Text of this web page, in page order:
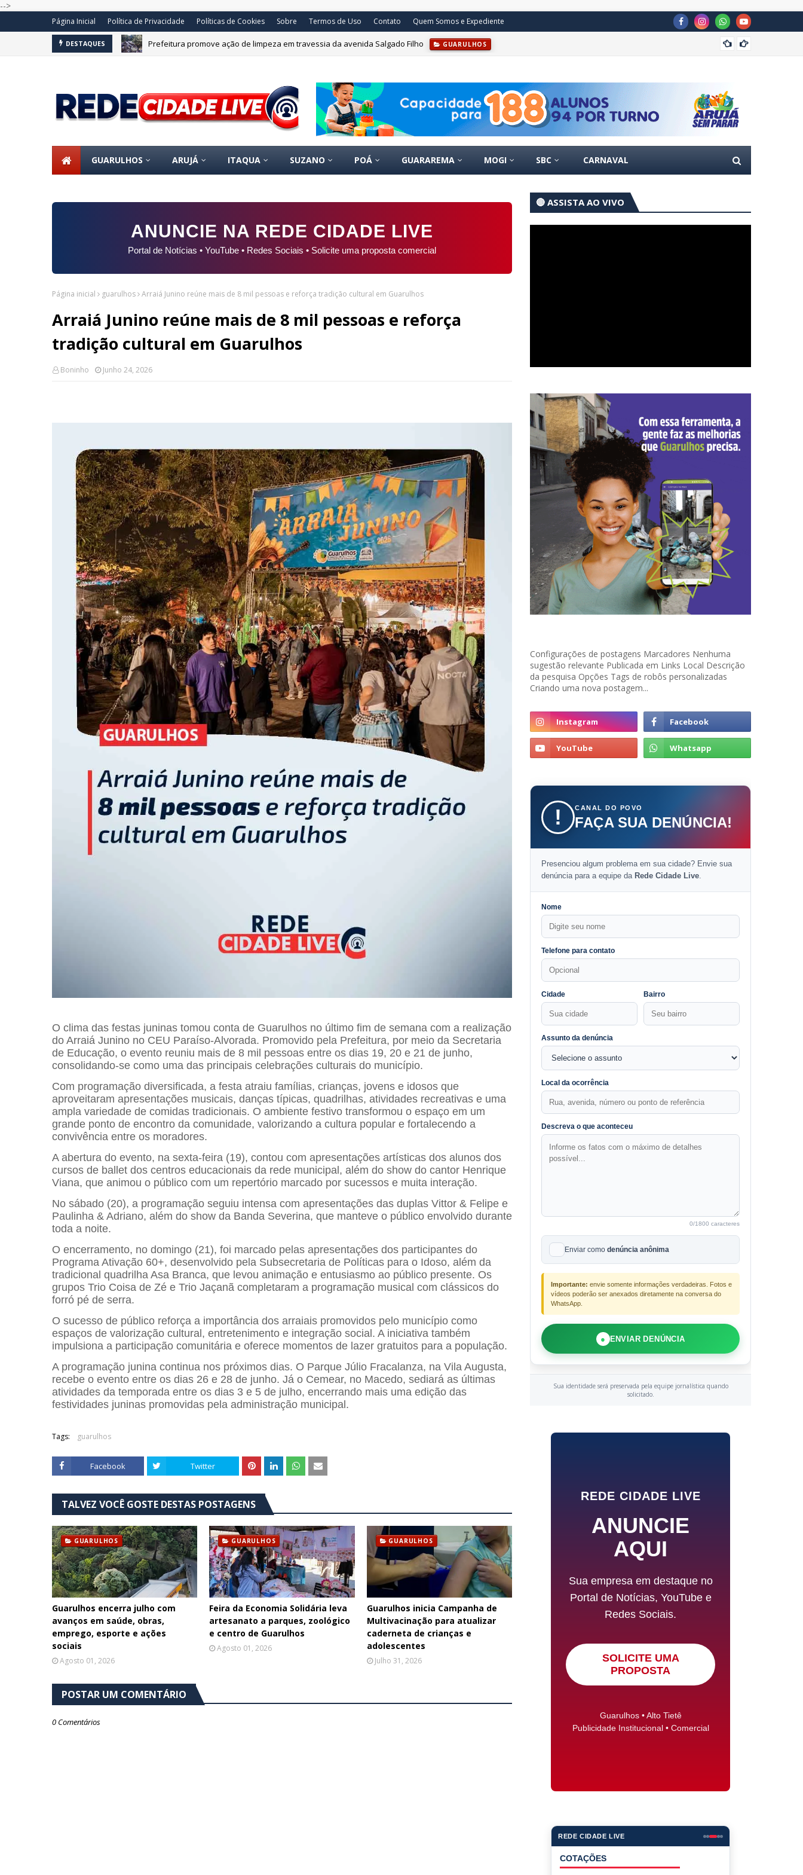
-->
Página Inicial Política de Privacidade Políticas de Cookies Sobre Termos de Uso Contato Quem Somos e Expediente
DESTAQUES Prefeitura promove ação de limpeza em travessia da avenida Salgado Filho GUARULHOS
GUARULHOS ARUJÁ ITAQUA SUZANO POÁ GUARAREMA MOGI SBC CARNAVAL
ANUNCIE NA REDE CIDADE LIVE
Portal de Notícias • YouTube • Redes Sociais • Solicite uma proposta comercial
Página inicial guarulhos Arraiá Junino reúne mais de 8 mil pessoas e reforça tradição cultural em Guarulhos
Arraiá Junino reúne mais de 8 mil pessoas e reforça
tradição cultural em Guarulhos
Boninho Junho 24, 2026
O clima das festas juninas tomou conta de Guarulhos no último fim de semana com a realização
do Arraiá Junino no CEU Paraíso-Alvorada. Promovido pela Prefeitura, por meio da Secretaria
de Educação, o evento reuniu mais de 8 mil pessoas entre os dias 19, 20 e 21 de junho,
consolidando-se como uma das principais celebrações culturais do município.
Com programação diversificada, a festa atraiu famílias, crianças, jovens e idosos que
aproveitaram apresentações musicais, danças típicas, quadrilhas, atividades recreativas e uma
ampla variedade de comidas tradicionais. O ambiente festivo transformou o espaço em um
grande ponto de encontro da comunidade, valorizando a cultura popular e fortalecendo a
convivência entre os moradores.
A abertura do evento, na sexta-feira (19), contou com apresentações artísticas dos alunos dos
cursos de ballet dos centros educacionais da rede municipal, além do show do cantor Henrique
Viana, que animou o público com um repertório marcado por sucessos e muita interação.
No sábado (20), a programação seguiu intensa com apresentações das duplas Vittor & Felipe e
Paulinha & Adriano, além do show da Banda Severina, que manteve o público envolvido durante
toda a noite.
O encerramento, no domingo (21), foi marcado pelas apresentações dos participantes do
Programa Ativação 60+, desenvolvido pela Subsecretaria de Políticas para o Idoso, além da
tradicional quadrilha Asa Branca, que levou animação e entusiasmo ao público presente. Os
grupos Trio Coisa de Zé e Trio Jaçanã completaram a programação musical com clássicos do
forró pé de serra.
O sucesso de público reforça a importância dos arraiais promovidos pelo município como
espaços de valorização cultural, entretenimento e integração social. A iniciativa também
impulsiona a participação comunitária e oferece momentos de lazer gratuitos para a população.
A programação junina continua nos próximos dias. O Parque Júlio Fracalanza, na Vila Augusta,
recebe o evento entre os dias 26 e 28 de junho. Já o Cemear, no Macedo, sediará as últimas
atividades da temporada entre os dias 3 e 5 de julho, encerrando mais uma edição das
festividades juninas promovidas pela administração municipal.
Tags: guarulhos
Facebook Twitter
TALVEZ VOCÊ GOSTE DESTAS POSTAGENS
GUARULHOS
Guarulhos encerra julho com
avanços em saúde, obras,
emprego, esporte e ações
sociais
Agosto 01, 2026
GUARULHOS
Feira da Economia Solidária leva
artesanato a parques, zoológico
e centro de Guarulhos
Agosto 01, 2026
GUARULHOS
Guarulhos inicia Campanha de
Multivacinação para atualizar
caderneta de crianças e
adolescentes
Julho 31, 2026
POSTAR UM COMENTÁRIO
0 Comentários
🔴 ASSISTA AO VIVO
Configurações de postagens Marcadores Nenhuma
sugestão relevante Publicada em Links Local Descrição
da pesquisa Opções Tags de robôs personalizadas
Criando uma nova postagem...
! CANAL DO POVO
FAÇA SUA DENÚNCIA!
Presenciou algum problema em sua cidade? Envie sua
denúncia para a equipe da Rede Cidade Live.
Nome
Telefone para contato
Cidade Bairro
Assunto da denúncia
Local da ocorrência
Descreva o que aconteceu
0/1800 caracteres
Enviar como denúncia anônima
Importante: envie somente informações verdadeiras. Fotos e
vídeos poderão ser anexados diretamente na conversa do
WhatsApp.
● ENVIAR DENÚNCIA
Sua identidade será preservada pela equipe jornalística quando
solicitado.
REDE CIDADE LIVE
ANUNCIE
AQUI
Sua empresa em destaque no
Portal de Notícias, YouTube e
Redes Sociais.
SOLICITE UMA
PROPOSTA
Guarulhos • Alto Tietê
Publicidade Institucional • Comercial
REDE CIDADE LIVE
COTAÇÕES